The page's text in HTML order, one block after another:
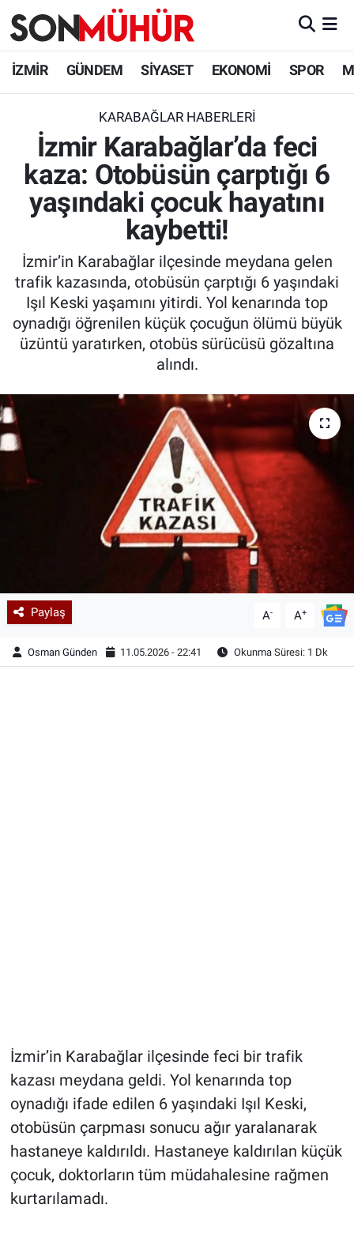
İZMİR GÜNDEM SİYASET EKONOMİ SPOR
KARABAĞLAR HABERLERI
İzmir Karabağlar’da feci
kaza: Otobüsün çarptığı 6
yaşındaki çocuk hayatını
kaybetti!
İzmir’in Karabağlar ilçesinde meydana gelen
trafik kazasında, otobüsün çarptığı 6 yaşındaki
Işıl Keski yaşamını yitirdi. Yol kenarında top
oynadığı öğrenilen küçük çocuğun ölümü büyük
üzüntü yaratırken, otobüs sürücüsü gözaltına
alındı.
Paylaş A- A+
Osman Günden 11.05.2026 - 22:41 Okunma Süresi: 1 Dk
İzmir’in Karabağlar ilçesinde feci bir trafik
kazası meydana geldi. Yol kenarında top
oynadığı ifade edilen 6 yaşındaki Işıl Keski,
otobüsün çarpması sonucu ağır yaralanarak
hastaneye kaldırıldı. Hastaneye kaldırılan küçük
çocuk, doktorların tüm müdahalesine rağmen
kurtarılamadı.
İzmir Nöbetçi Eczaneler
İzmir Namaz Vakitleri
İzmir Trafik Yoğunluk Haritası
Süper Lig Puan Durumu ve Fikstür
Tüm Manşetler
Son Dakika Haberleri
Haber Arşivi